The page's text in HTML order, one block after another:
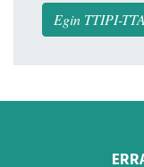
Egin TTIPI-